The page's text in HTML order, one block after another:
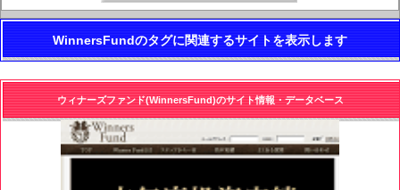
WinnersFundのタグに関連するサイトを表示します
ウィナーズファンド(WinnersFund)のサイト情報・データベース